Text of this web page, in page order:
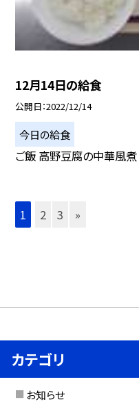
12月14日の給食
公開日 2022/12/14
今日の給食
ご飯 高野豆腐の中華風煮
1 2 3 »
カテゴリ
お知らせ